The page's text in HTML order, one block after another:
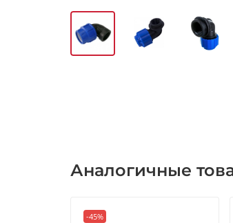
Аналогичные
-45%